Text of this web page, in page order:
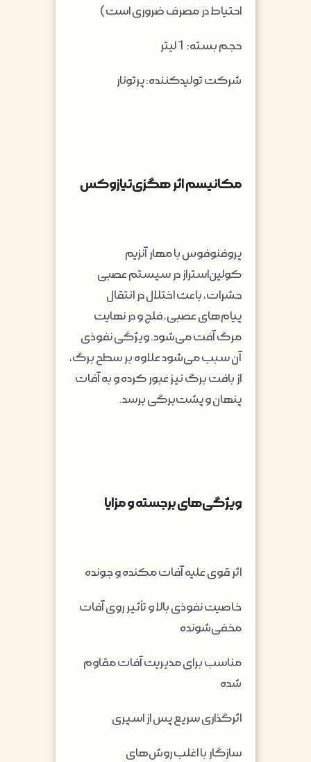
احتیاط در مصرف ضروری است)
حجم بسته: 1 لیتر
شرکت تولیدکننده: پرتونار
مکانیسم اثر هگزی‌تیازوکس
پروفنوفوس با مهار آنزیم
کولین‌استراز در سیستم عصبی
حشرات، باعث اختلال در انتقال
پیام‌های عصبی، فلج و در نهایت
مرگ آفت می‌شود. ویژگی نفوذی
آن سبب می‌شود علاوه بر سطح برگ،
از بافت برگ نیز عبور کرده و به آفات
پنهان و پشت‌برگی برسد.
ویژگی‌های برجسته و مزایا
اثر قوی علیه آفات مکنده و جونده
خاصیت نفوذی بالا و تأثیر روی آفات
مخفی‌شونده
مناسب برای مدیریت آفات مقاوم
شده
اثرگذاری سریع پس از اسپری
سازگار با اغلب روش‌های